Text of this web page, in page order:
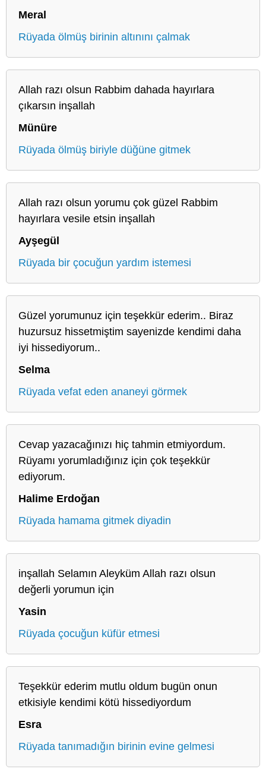
Meral
Rüyada ölmüş birinin altınını çalmak
Allah razı olsun Rabbim dahada hayırlara
çıkarsın inşallah
Münüre
Rüyada ölmüş biriyle düğüne gitmek
Allah razı olsun yorumu çok güzel Rabbim
hayırlara vesile etsin inşallah
Ayşegül
Rüyada bir çocuğun yardım istemesi
Güzel yorumunuz için teşekkür ederim.. Biraz
huzursuz hissetmiştim sayenizde kendimi daha
iyi hissediyorum..
Selma
Rüyada vefat eden ananeyi görmek
Cevap yazacağınızı hiç tahmin etmiyordum.
Rüyamı yorumladığınız için çok teşekkür
ediyorum.
Halime Erdoğan
Rüyada hamama gitmek diyadin
inşallah Selamın Aleyküm Allah razı olsun
değerli yorumun için
Yasin
Rüyada çocuğun küfür etmesi
Teşekkür ederim mutlu oldum bugün onun
etkisiyle kendimi kötü hissediyordum
Esra
Rüyada tanımadığın birinin evine gelmesi